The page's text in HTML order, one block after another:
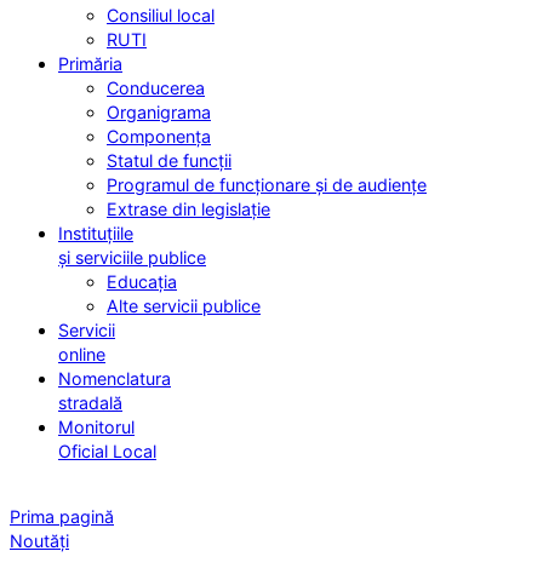
Consiliul local
RUTI
Primăria
Conducerea
Organigrama
Componența
Statul de funcții
Programul de funcționare și de audiențe
Extrase din legislație
Instituțiile
și serviciile publice
Educația
Alte servicii publice
Servicii
online
Nomenclatura
stradală
Monitorul
Oficial Local
Prima pagină
Noutăți